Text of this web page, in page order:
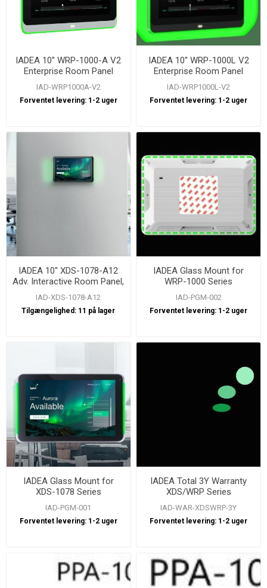
IADEA 10'' WRP-1000-A V2
Enterprise Room Panel
IAD-WRP1000A-V2
Forventet levering: 1-2 uger
IADEA 10'' WRP-1000L V2
Enterprise Room Panel
IAD-WRP1000L-V2
Forventet levering: 1-2 uger
IADEA 10'' XDS-1078-A12
Adv. Interactive Room Panel,
Android 12
IAD-XDS-1078-A12
Tilgængelighed: 11 på lager
IADEA Glass Mount for
WRP-1000 Series
IAD-PGM-002
Forventet levering: 1-2 uger
IADEA Glass Mount for
XDS-1078 Series
IAD-PGM-001
Forventet levering: 1-2 uger
IADEA Total 3Y Warranty
XDS/WRP Series
IAD-WAR-XDSWRP-3Y
Forventet levering: 1-2 uger